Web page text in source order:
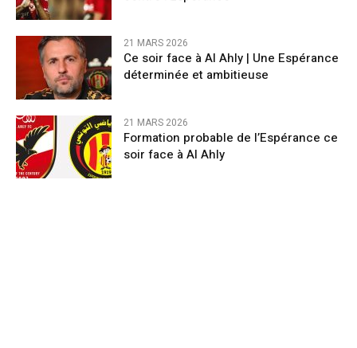
21 MARS 2026
Ce soir face à Al Ahly | Une Espérance
déterminée et ambitieuse
21 MARS 2026
Formation probable de l’Espérance ce
soir face à Al Ahly